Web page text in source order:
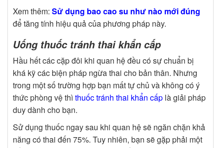
Xem thêm: Sử dụng bao cao su như nào mới đúng
để tăng tính hiệu quả của phương pháp này.
Uống thuốc tránh thai khẩn cấp
Hầu hết các cặp đôi khi quan hệ đều có sự chuẩn bị
khá kỹ các biện pháp ngừa thai cho bản thân. Nhưng
trong một số trường hợp bạn mất tự chủ và không có ý
thức phòng vệ thì thuốc tránh thai khẩn cấp là giải pháp
duy dành cho bạn.
Sử dụng thuốc ngay sau khi quan hệ sẽ ngăn chặn khả
năng có thai đến 75%. Tuy nhiên, bạn sẽ gặp phải một